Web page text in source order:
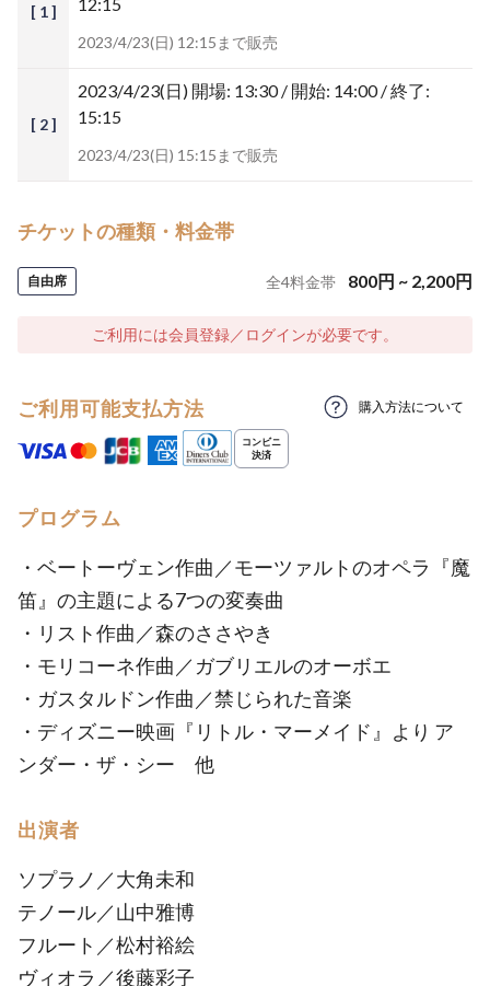
[ 1 ]
2023/4/23(日) 12:15まで販売
[ 2 ]
2023/4/23(日) 開場: 13:30 / 開始: 14:00 / 終了:
15:15
2023/4/23(日) 15:15まで販売
チケットの種類・料金帯
自由席 全4料金帯 800円 ~ 2,200円
ご利用には会員登録／ログインが必要です。
ご利用可能支払方法 購入方法について
プログラム
・ベートーヴェン作曲／モーツァルトのオペラ『魔
笛』の主題による7つの変奏曲
・リスト作曲／森のささやき
・モリコーネ作曲／ガブリエルのオーボエ
・ガスタルドン作曲／禁じられた音楽
・ディズニー映画『リトル・マーメイド』より ア
ンダー・ザ・シー 他
出演者
ソプラノ／大角未和
テノール／山中雅博
フルート／松村裕絵
ヴィオラ／後藤彩子